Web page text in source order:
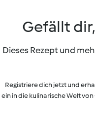
Gefällt
Dieses Rezept und
Registriere dich jetzt und
ein in die kulinarische Welt